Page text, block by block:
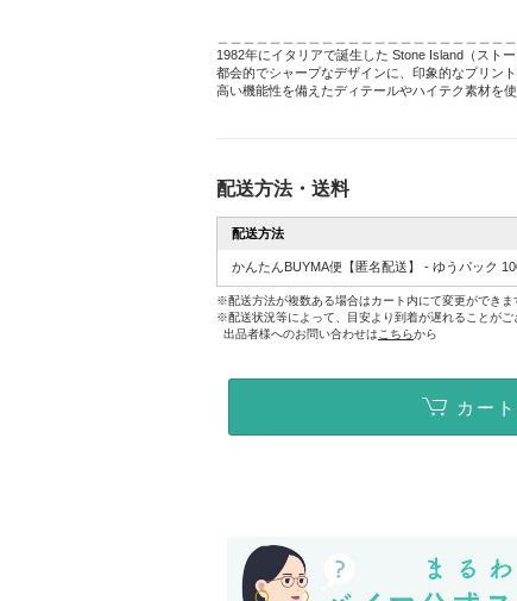
1982年にイタリアで誕生した Stone Island（スト
都会的でシャープなデザインに、印象的なプリン
高い機能性を備えたディテールやハイテク素材を
配送方法・送料
配送方法
かんたんBUYMA便【匿名配送】 - ゆうパック
※配送方法が複数ある場合はカート内にて変更ができま
※配送状況等によって、目安より到着が遅れることが
出品者様へのお問い合わせは こちらから
カー